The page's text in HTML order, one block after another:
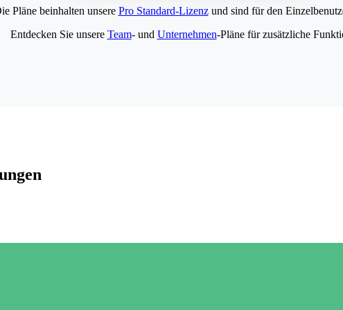
Pläne beinhalten unsere Pro Standard-Lizenzund sind für den
Entdecken Sie unsere Team- und Unternehmen-Pläne für zusätzliche